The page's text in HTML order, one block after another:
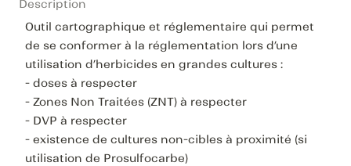
Description
Outil cartographique et réglementaire qui permet
de se conformer à la réglementation lors d’une
utilisation d’herbicides en grandes cultures :
- doses à respecter
- Zones Non Traitées (ZNT) à respecter
- DVP à respecter
- existence de cultures non-cibles à proximité (si
utilisation de Prosulfocarbe)